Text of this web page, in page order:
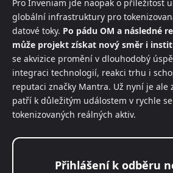
Pro Inveniam jde naopak o příležitost
globální infrastruktury pro
datové toky. Po pádu OM a následné
může projekt získat nový směr i
se akvizice promění v dlouhodobý
integraci technologií, reakci trhu i
reputaci značky Mantra. Už nyní je ale
patří k důležitým událostem v rychle
tokenizovaných reálných aktiv.
Přihlášení k odběru